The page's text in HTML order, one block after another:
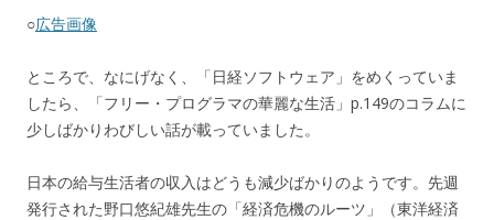
○広告画像
ところで、なにげなく、「日経ソフトウェア」をめくっていま
したら、「フリー・プログラマの華麗な生活」p.149のコラムに
少しばかりわびしい話が載っていました。
日本の給与生活者の収入はどうも減少ばかりのようです。先週
発行された野口悠紀雄先生の「経済危機のルーツ」（東洋経済